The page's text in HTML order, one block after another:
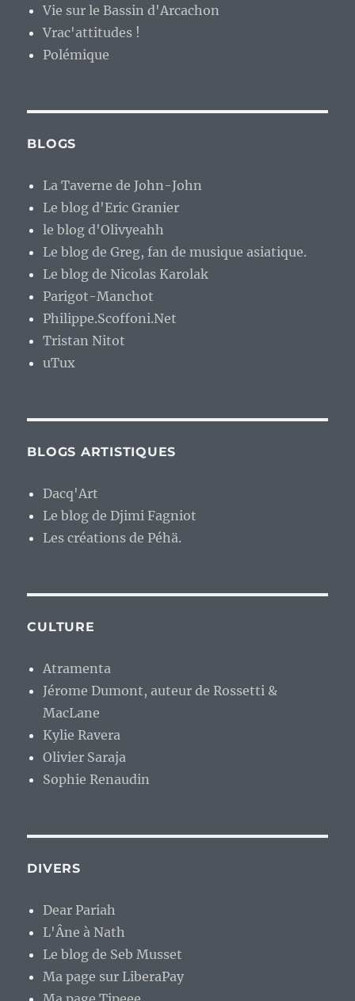
Vie sur le Bassin d'Arcachon
Vrac'attitudes !
Polémique
BLOGS
La Taverne de John-John
Le blog d'Eric Granier
le blog d'Olivyeahh
Le blog de Greg, fan de musique asiatique.
Le blog de Nicolas Karolak
Parigot-Manchot
Philippe.Scoffoni.Net
Tristan Nitot
uTux
BLOGS ARTISTIQUES
Dacq'Art
Le blog de Djimi Fagniot
Les créations de Péhä.
CULTURE
Atramenta
Jérome Dumont, auteur de Rossetti &
MacLane
Kylie Ravera
Olivier Saraja
Sophie Renaudin
DIVERS
Dear Pariah
L'Âne à Nath
Le blog de Seb Musset
Ma page sur LiberaPay